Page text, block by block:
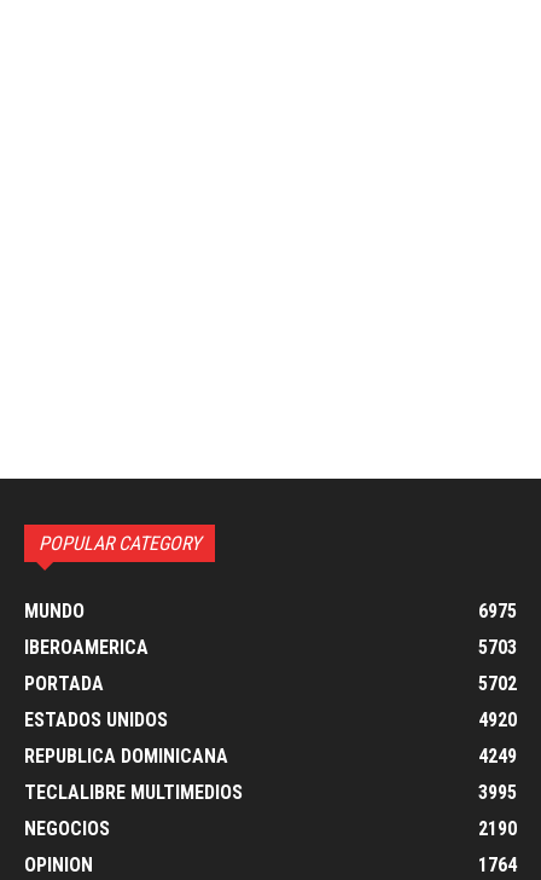
POPULAR CATEGORY
MUNDO
6975
IBEROAMERICA
5703
PORTADA
5702
ESTADOS UNIDOS
4920
REPUBLICA DOMINICANA
4249
TECLALIBRE MULTIMEDIOS
3995
NEGOCIOS
2190
OPINION
1764